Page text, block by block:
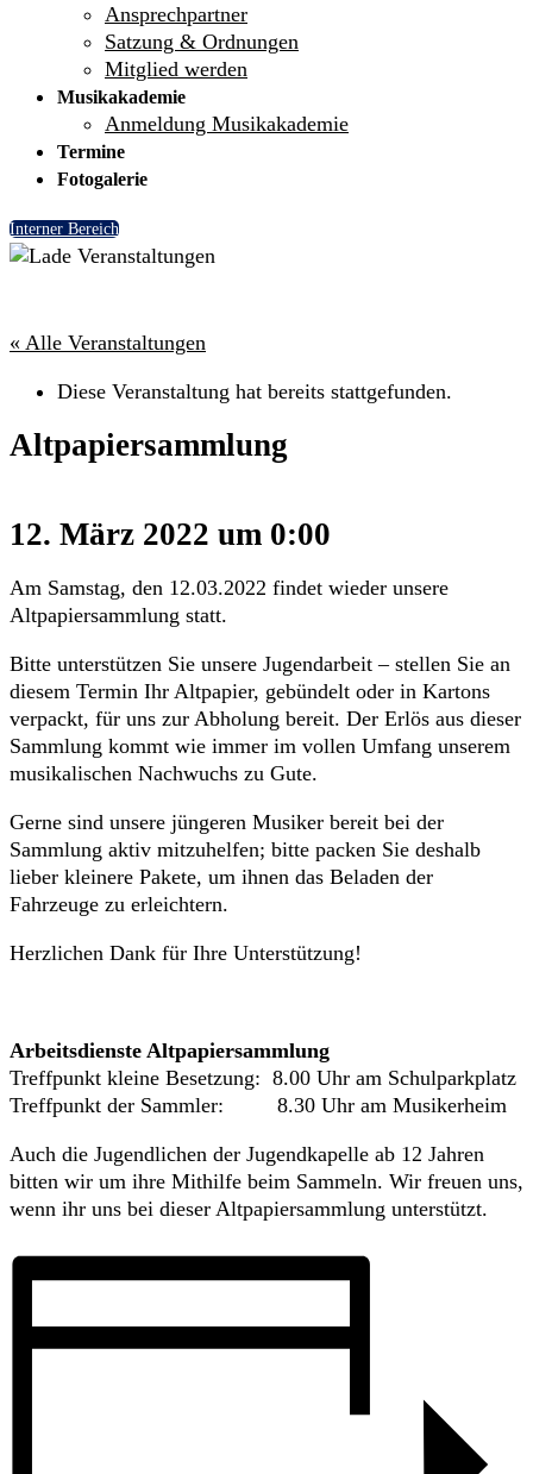
Ansprechpartner
Satzung & Ordnungen
Mitglied werden
Musikakademie
Anmeldung Musikakademie
Termine
Fotogalerie
Interner Bereich
« Alle Veranstaltungen
Diese Veranstaltung hat bereits stattgefunden.
Altpapiersammlung
12. März 2022 um 0:00
Am Samstag, den 12.03.2022 findet wieder unsere
Altpapiersammlung statt.
Bitte unterstützen Sie unsere Jugendarbeit – stellen Sie an
diesem Termin Ihr Altpapier, gebündelt oder in Kartons
verpackt, für uns zur Abholung bereit. Der Erlös aus dieser
Sammlung kommt wie immer im vollen Umfang unserem
musikalischen Nachwuchs zu Gute.
Gerne sind unsere jüngeren Musiker bereit bei der
Sammlung aktiv mitzuhelfen; bitte packen Sie deshalb
lieber kleinere Pakete, um ihnen das Beladen der
Fahrzeuge zu erleichtern.
Herzlichen Dank für Ihre Unterstützung!
Arbeitsdienste Altpapiersammlung
Treffpunkt kleine Besetzung: 8.00 Uhr am Schulparkplatz
Treffpunkt der Sammler: 8.30 Uhr am Musikerheim
Auch die Jugendlichen der Jugendkapelle ab 12 Jahren
bitten wir um ihre Mithilfe beim Sammeln. Wir freuen uns,
wenn ihr uns bei dieser Altpapiersammlung unterstützt.